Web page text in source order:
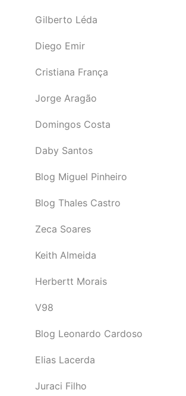
Gilberto Léda
Diego Emir
Cristiana França
Jorge Aragão
Domingos Costa
Daby Santos
Blog Miguel Pinheiro
Blog Thales Castro
Zeca Soares
Keith Almeida
Herbertt Morais
V98
Blog Leonardo Cardoso
Elias Lacerda
Juraci Filho